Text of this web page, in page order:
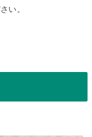
い。